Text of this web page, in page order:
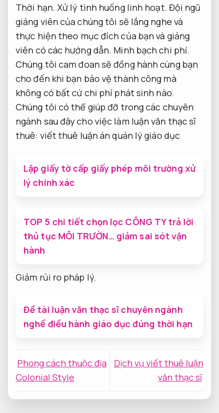
Thời hạn. Xử lý tình huống linh hoạt. Đội ngũ
giảng viên của chúng tôi sẽ lắng nghe và
thực hiện theo mục đích của bạn và giảng
viên có các hướng dẫn. Minh bạch chi phí.
Chúng tôi cam đoan sẽ đồng hành cùng bạn
cho đến khi bạn bảo vệ thành công mà
không có bất cứ chi phí phát sinh nào.
Chúng tôi có thể giúp đỡ trong các chuyên
ngành sau đây cho việc làm luận văn thạc sĩ
thuê: viết thuê luận án quản lý giáo dục
Lập giấy tờ cấp giấy phép môi trường xử
lý chính xác
TOP 5 chi tiết chọn lọc CÔNG TY trả lời
thủ tục MÔI TRƯỜN… giảm sai sót vận
hành
Giảm rủi ro pháp lý.
Đề tài luận văn thạc sĩ chuyên ngành
nghề điều hành giáo dục đúng thời hạn
Phong cách thuộc địa
Colonial Style
Dịch vụ viết thuê luận
văn thạc sĩ